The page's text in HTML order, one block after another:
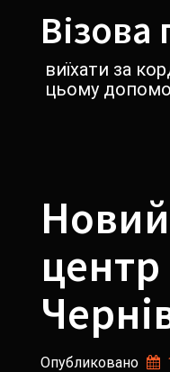
содержимомуВізова
виїхати за
цьому
Опубликовано